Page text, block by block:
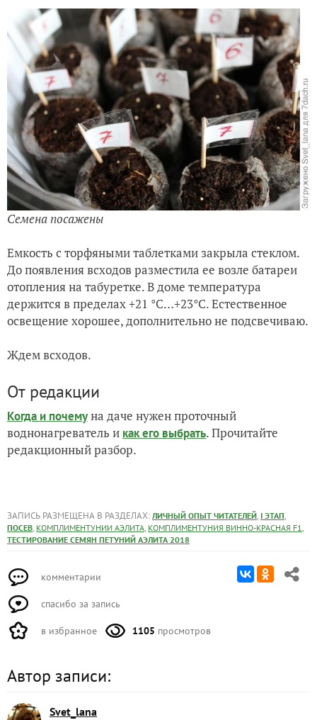
Семена посажены
Емкость с торфяными таблетками закрыла стеклом.
До появления всходов разместила ее возле батареи
отопления на табуретке. В доме температура
держится в пределах +21 °С…+23°С. Естественное
освещение хорошее, дополнительно не подсвечиваю.
Ждем всходов.
От редакции
Когда и почемуна даче нужен проточный
воднонагреватель и как его выбрать. Прочитайте
редакционный разбор.
ЗАПИСЬ РАЗМЕЩЕНА В РАЗДЕЛАХ: ЛИЧНЫЙ ОПЫТ ЧИТАТЕЛЕЙ, I ЭТАП,
ПОСЕВ, КОМПЛИМЕНТУНИИ АЭЛИТА, КОМПЛИМЕНТУНИЯ ВИННО-КРАСНАЯ F1,
ТЕСТИРОВАНИЕ СЕМЯН ПЕТУНИЙ АЭЛИТА 2018
комментарии
спасибо за запись
в избранное 1105 просмотров
Автор записи:
Svet_lana